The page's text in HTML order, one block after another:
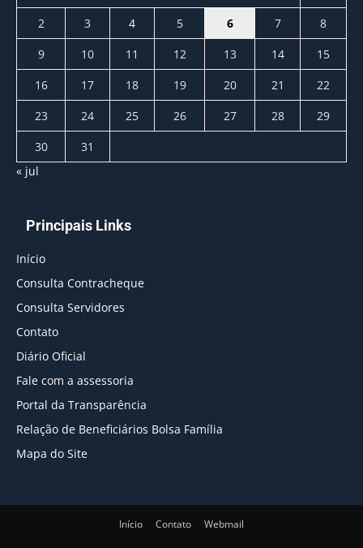
2
3 4 5 6 7
8
9
10 11 12 13 14
15
16
17 18 19 20 21
22
23
24 25 26 27 28
29
30
31
« jul
Principais Links
Início
Consulta Contracheque
Consulta Servidores
Contato
Diário Oficial
Fale com a assessoria
Portal da Transparência
Relação de Beneficiários Bolsa Família
Mapa do Site
Início Contato Webmail